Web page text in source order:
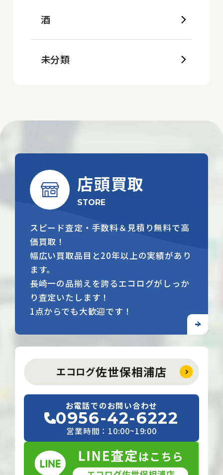
酒
未分類
店頭買取
STORE
スピード査定・手数料＆見積り無料で高
価買取！
幅広い買取品目と20年以上の実績があり
ます。
長崎一の品揃えを誇るエコログがしっか
り査定いたします！
1点からでも大歓迎です！
エコログ佐世保相浦店
お電話でのお問い合わせ
0956-42-6222
営業時間：10:00~19:00